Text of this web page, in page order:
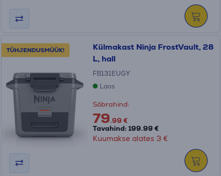
TÜHJENDUSMÜÜK!
Külmakast Ninja FrostVault, 28
L, hall
FB131EUGY
Laos
Sõbrahind:
79.99 €
Tavahind: 199.99 €
Kuumakse alates 3 €